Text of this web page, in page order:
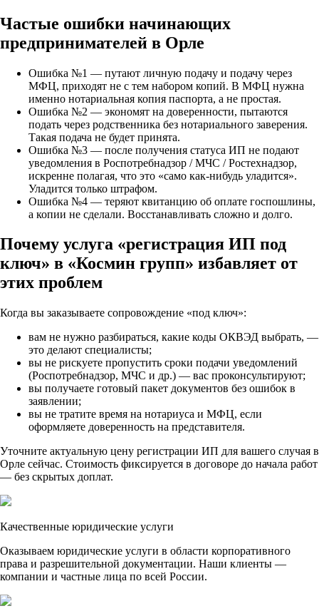
Частые ошибки начинающих
предпринимателей в Орле
Ошибка №1 — путают личную подачу и подачу через
МФЦ, приходят не с тем набором копий. В МФЦ нужна
именно нотариальная копия паспорта, а не простая.
Ошибка №2 — экономят на доверенности, пытаются
подать через родственника без нотариального заверения.
Такая подача не будет принята.
Ошибка №3 — после получения статуса ИП не подают
уведомления в Роспотребнадзор / МЧС / Ростехнадзор,
искренне полагая, что это «само как-нибудь уладится».
Уладится только штрафом.
Ошибка №4 — теряют квитанцию об оплате госпошлины,
а копии не сделали. Восстанавливать сложно и долго.
Почему услуга «регистрация ИП под
ключ» в «Космин групп» избавляет от
этих проблем
Когда вы заказываете сопровождение «под ключ»:
вам не нужно разбираться, какие коды ОКВЭД выбрать, —
это делают специалисты;
вы не рискуете пропустить сроки подачи уведомлений
(Роспотребнадзор, МЧС и др.) — вас проконсультируют;
вы получаете готовый пакет документов без ошибок в
заявлении;
вы не тратите время на нотариуса и МФЦ, если
оформляете доверенность на представителя.
Уточните актуальную цену регистрации ИП для вашего случая в
Орле сейчас. Стоимость фиксируется в договоре до начала работ
— без скрытых доплат.
Качественные юридические услуги
Оказываем юридические услуги в области корпоративного
права и разрешительной документации. Наши клиенты —
компании и частные лица по всей России.